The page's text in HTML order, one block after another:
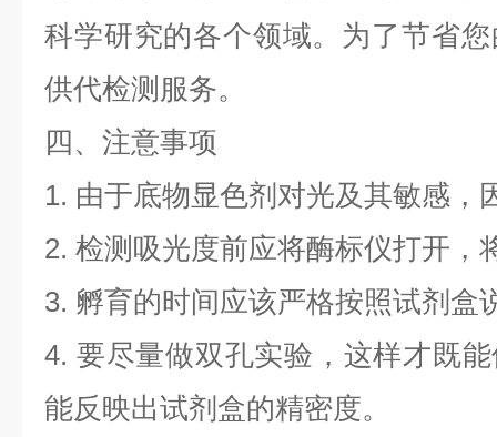
科学研究的各个领域。为了节省
供代检测服务。
四、注意事项
1. 由于底物显色剂对光及其敏感，
2. 检测吸光度前应将酶标仪打开，
3. 孵育的时间应该严格按照试剂盒
4. 要尽量做双孔实验，这样才既
能反映出试剂盒的精密度。